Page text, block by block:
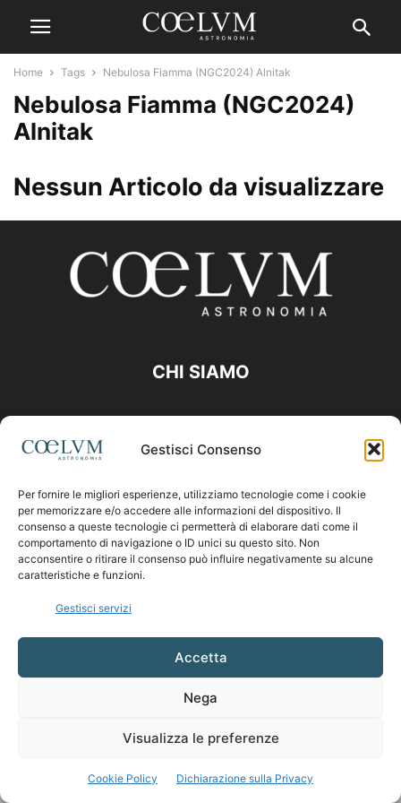
Gestisci Consenso
Per fornire le migliori esperienze, utilizziamo tecnologie come i cookie
per memorizzare e/o accedere alle informazioni del dispositivo. Il
consenso a queste tecnologie ci permetterà di elaborare dati come il
comportamento di navigazione o ID unici su questo sito. Non
acconsentire o ritirare il consenso può influire negativamente su alcune
caratteristiche e funzioni.
Gestisci servizi
Accetta
Nega
Visualizza le preferenze
Cookie Policy Dichiarazione sulla Privacy
Home Tags Nebulosa Fiamma (NGC2024) Alnitak
Nebulosa Fiamma (NGC2024)
Alnitak
Nessun Articolo da visualizzare
CHI SIAMO